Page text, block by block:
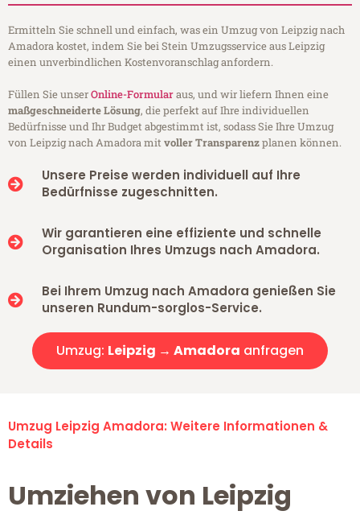
Ermitteln Sie schnell und einfach, was ein Umzug von Leipzig nach
Amadora kostet, indem Sie bei Stein Umzugsservice aus Leipzig
einen unverbindlichen Kostenvoranschlag anfordern.
Füllen Sie unserOnline-Formularaus, und wir liefern Ihnen eine
maßgeschneiderte Lösung, die perfekt auf Ihre individuellen
Bedürfnisse und Ihr Budget abgestimmt ist, sodass Sie Ihre Umzug
von Leipzig nach Amadora mitvoller Transparenzplanen können.
Unsere Preise werden individuell auf Ihre
Bedürfnisse zugeschnitten.
Wir garantieren eine effiziente und schnelle
Organisation Ihres Umzugs nach Amadora.
Bei Ihrem Umzug nach Amadora genießen Sie
unseren Rundum-sorglos-Service.
Umzug: Leipzig → Amadora anfragen
Umzug Leipzig Amadora: Weitere Informationen &
Details
Umziehen von Leipzig